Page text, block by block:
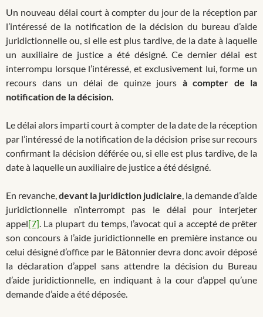
Un nouveau délai court à compter du jour de la réception par
l’intéressé de la notification de la décision du bureau d’aide
juridictionnelle ou, si elle est plus tardive, de la date à laquelle
un auxiliaire de justice a été désigné. Ce dernier délai est
interrompu lorsque l’intéressé, et exclusivement lui, forme un
recours dans un délai de quinze jours à compter de la
notification de la décision.
Le délai alors imparti court à compter de la date de la réception
par l’intéressé de la notification de la décision prise sur recours
confirmant la décision déférée ou, si elle est plus tardive, de la
date à laquelle un auxiliaire de justice a été désigné.
En revanche,devant la juridiction judiciaire, la demande d’aide
juridictionnelle n’interrompt pas le délai pour interjeter
appel[7]. La plupart du temps, l’avocat qui a accepté de prêter
son concours à l’aide juridictionnelle en première instance ou
celui désigné d’office par le Bâtonnier devra donc avoir déposé
la déclaration d’appel sans attendre la décision du Bureau
d’aide juridictionnelle, en indiquant à la cour d’appel qu’une
demande d’aide a été déposée.